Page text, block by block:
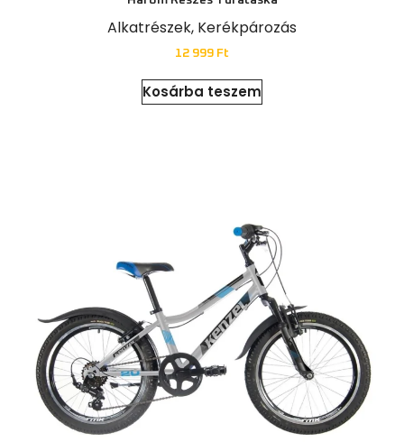
Alkatrészek, Kerékpározás
12 999 Ft
Kosárba teszem